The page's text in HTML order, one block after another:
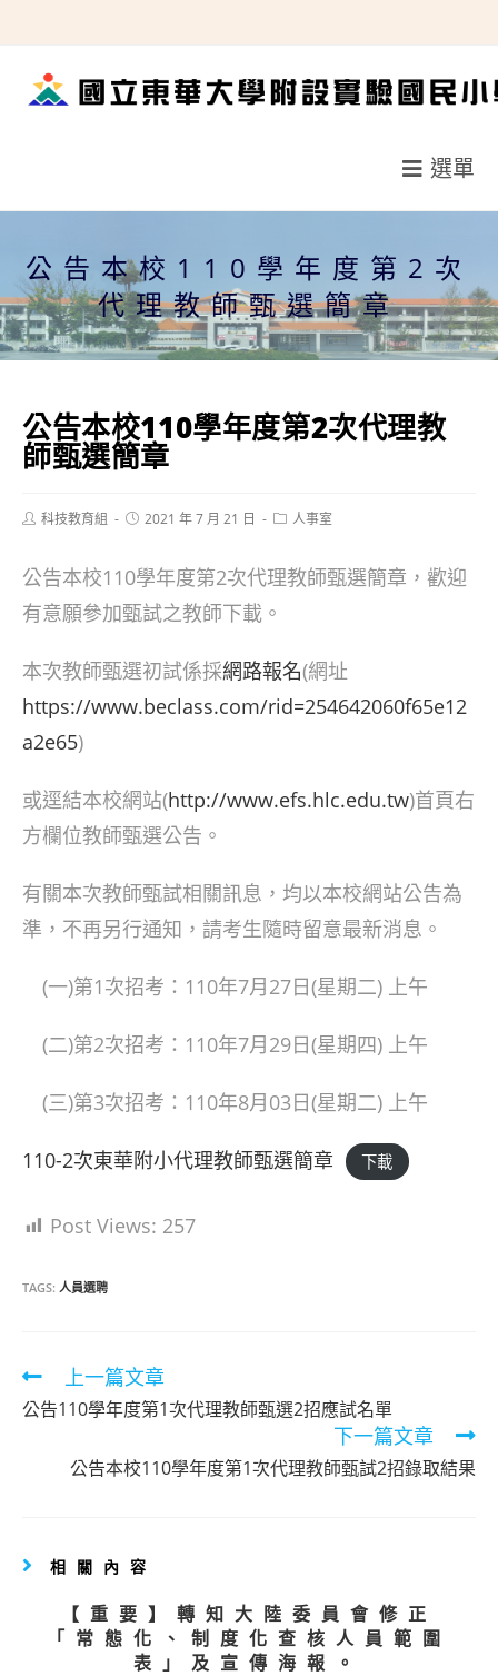
轉
選單
公告本校110學年度第2次
代理教師甄選簡章
公告本校110學年度第2次代理教
師甄選簡章
Post科技教育組
Post2021 年 7 月 21 日
Post人事室
公告本校110學年度第2次代理教師甄選簡章，歡迎
有意願參加甄試之教師下載。
本次教師甄選初試係採網路報名(網址
https://www.beclass.com/rid=254642060f65e12
a2e65)
或逕結本校網站(http://www.efs.hlc.edu.tw)首頁右
方欄位教師甄選公告。
有關本次教師甄試相關訊息，均以本校網站公告為
準，不再另行通知，請考生隨時留意最新消息。
(一)第1次招考：110年7月27日(星期二) 上午
(二)第2次招考：110年7月29日(星期四) 上午
(三)第3次招考：110年8月03日(星期二) 上午
110-2次東華附小代理教師甄選簡章 下載
Post Views: 257
TAGS: 人員選聘
Read
more
上一篇文章
公告110學年度第1次代理教師甄選2招應試名單
下一篇文章
公告本校110學年度第1次代理教師甄試2招錄取結果
相關內容
【重要】轉知大陸委員會修正
「常態化、制度化查核人員範圍
表」及宣傳海報。